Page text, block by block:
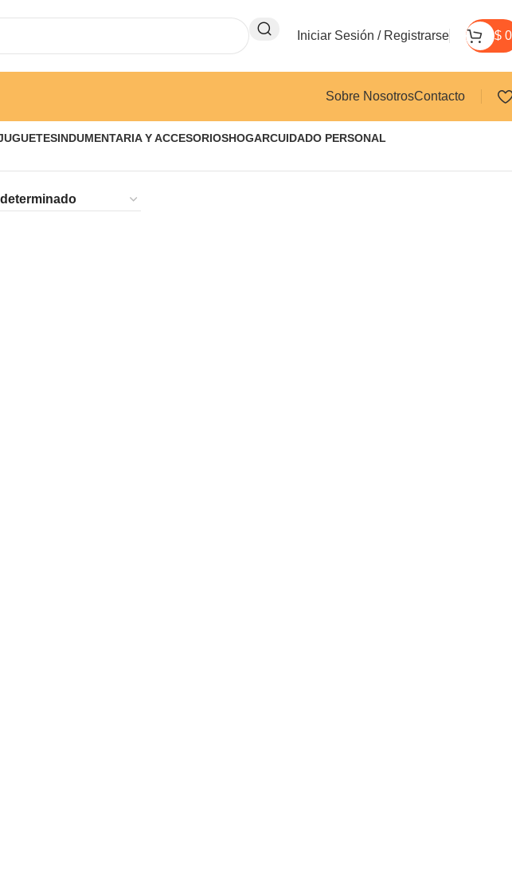
Iniciar Sesión / Registrarse $ 0
Sobre NosotrosContacto
INDUMENTARIA Y ACCESORIOSHOGARCUIDADO PERSONAL